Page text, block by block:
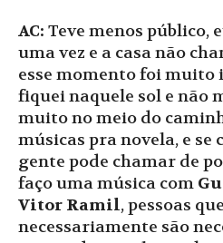
AC: Teve menos público,
uma vez e a casa não
esse momento foi
fiquei naquele sol e não
muito no meio do
músicas pra novela, e se
gente pode chamar de
faço uma música com
Vitor Ramil, pessoas
necessariamente são